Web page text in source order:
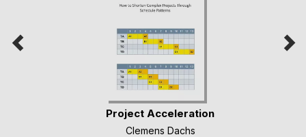
Project Acceleration
Clemens Dachs